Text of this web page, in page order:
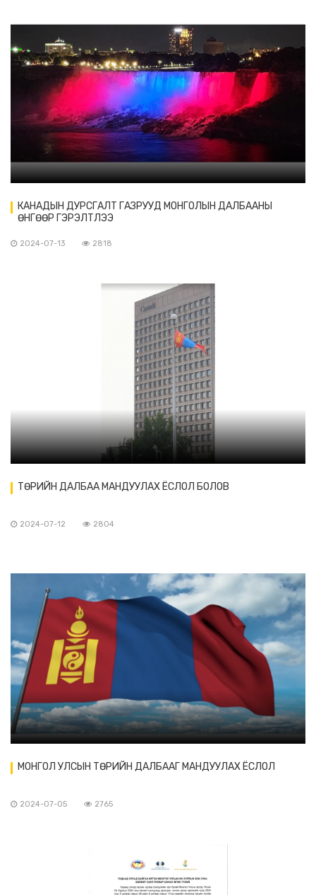
КАНАДЫН ДУРСГАЛТ ГАЗРУУД МОНГОЛЫН ДАЛБААНЫ
ӨНГӨӨР ГЭРЭЛТЛЭЭ
2024-07-13 2818
ТӨРИЙН ДАЛБАА МАНДУУЛАХ ЁСЛОЛ БОЛОВ
2024-07-12 2804
МОНГОЛ УЛСЫН ТӨРИЙН ДАЛБААГ МАНДУУЛАХ ЁСЛОЛ
2024-07-05 2765